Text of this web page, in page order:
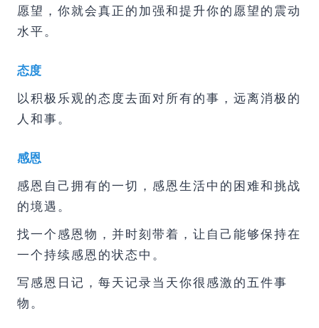
愿望，你就会真正的加强和提升你的愿望的震动
水平。
态度
以积极乐观的态度去面对所有的事，远离消极的
人和事。
感恩
感恩自己拥有的一切，感恩生活中的困难和挑战
的境遇。
找一个感恩物，并时刻带着，让自己能够保持在
一个持续感恩的状态中。
写感恩日记，每天记录当天你很感激的五件事
物。